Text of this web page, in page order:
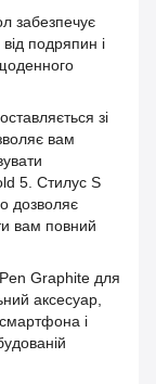
забезпечує
подряпин і
зі
вам
5. Стилус S
дозволяє
вам повний
Graphite для
аксесуар,
і